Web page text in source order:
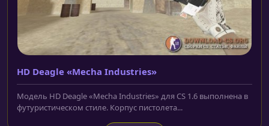
HD Deagle «Mecha Industries»
Модель HD Deagle «Mecha Industries» для CS 1.6 выполнена в
футуристическом стиле. Корпус пистолета...